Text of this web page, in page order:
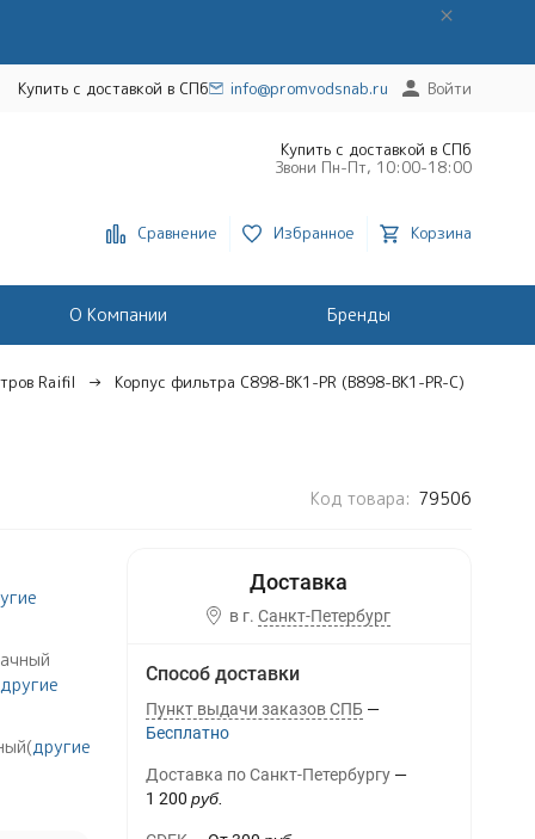
Купить с доставкой в СПб info@promvodsnab.ru Войти
Купить с доставкой в СПб
Звони Пн-Пт, 10:00-18:00
Сравнение Избранное Корзина
О Компании Бренды
Raifil Корпус фильтра C898-BK1-PR (B898-BK1-PR-С)
Код товара: 79506
другие
другие
в г.Санкт-Петербург
Способ доставки
Пункт выдачи заказов СПБ
Бесплатно
Доставка по Санкт-Петербургу
1 200 руб.